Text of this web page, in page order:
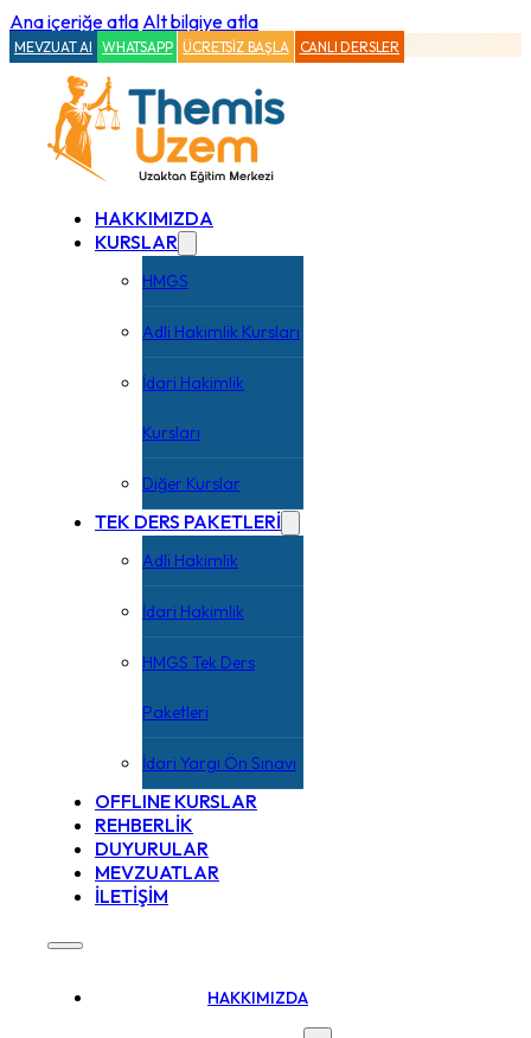
Ana içeriğe atla Alt bilgiye atla
MEVZUAT AI WHATSAPP ÜCRETSİZ BAŞLA CANLI DERSLER
HAKKIMIZDA
KURSLAR
HMGS
Adli Hakimlik Kursları
İdari Hakimlik
Kursları
Diğer Kurslar
TEK DERS PAKETLERİ
Adli Hakimlik
İdari Hakimlik
HMGS Tek Ders
Paketleri
İdari Yargı Ön Sınavı
OFFLINE KURSLAR
REHBERLİK
DUYURULAR
MEVZUATLAR
İLETİŞİM
HAKKIMIZDA